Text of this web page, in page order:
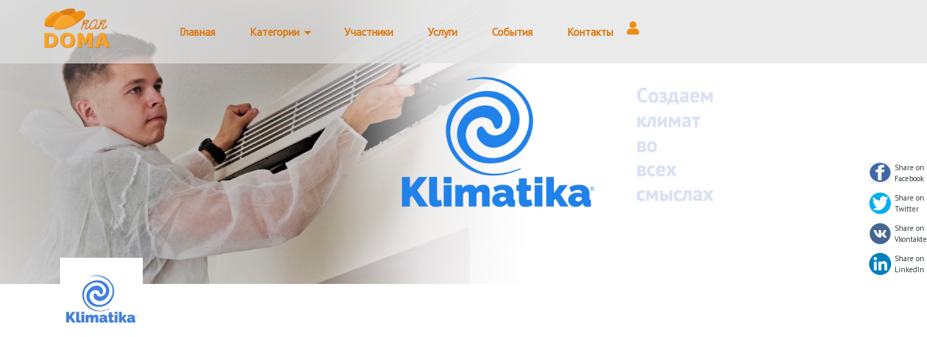
Главная Категории Участники Услуги События Контакты
Share on
Facebook
Share on
Twitter
Share on
Vkontakte
Share on
LinkedIn